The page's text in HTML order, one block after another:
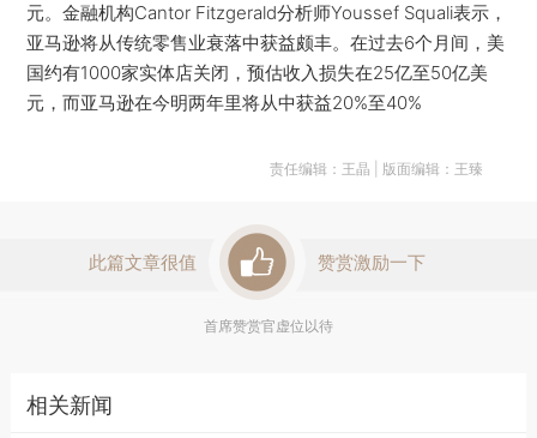
元。金融机构Cantor Fitzgerald分析师Youssef Squali表示，
亚马逊将从传统零售业衰落中获益颇丰。在过去6个月间，美
国约有1000家实体店关闭，预估收入损失在25亿至50亿美
元，而亚马逊在今明两年里将从中获益20%至40%
责任编辑：王晶 | 版面编辑：王臻
此篇文章很值 赞赏激励一下
首席赞赏官虚位以待
相关新闻